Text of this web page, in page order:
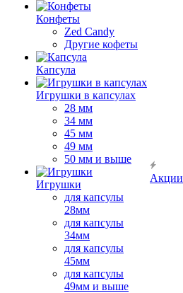
Конфеты
Zed Candy
Другие кофеты
Капсула
Игрушки в капсулах
28 мм
34 мм
45 мм
49 мм
50 мм и выше
Игрушки
для капсулы
28мм
для капсулы
34мм
для капсулы
45мм
для капсулы
49мм и выше
Акции